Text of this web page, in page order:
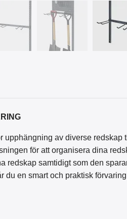
upphängning av diverse
för att organisera dina
redskap samtidigt som den
du en smart och praktisk